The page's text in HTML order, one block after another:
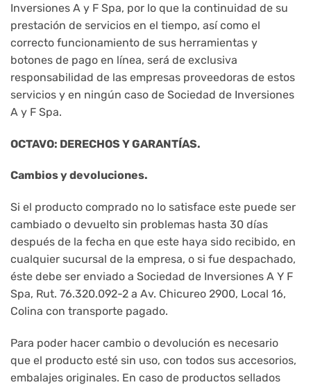
Inversiones A y F Spa, por lo que la continuidad de su
prestación de servicios en el tiempo, así como el
correcto funcionamiento de sus herramientas y
botones de pago en línea, será de exclusiva
responsabilidad de las empresas proveedoras de estos
servicios y en ningún caso de Sociedad de Inversiones
A y F Spa.
OCTAVO: DERECHOS Y GARANTÍAS.
Cambios y devoluciones.
Si el producto comprado no lo satisface este puede ser
cambiado o devuelto sin problemas hasta 30 días
después de la fecha en que este haya sido recibido, en
cualquier sucursal de la empresa, o si fue despachado,
éste debe ser enviado a Sociedad de Inversiones A Y F
Spa, Rut. 76.320.092-2 a Av. Chicureo 2900, Local 16,
Colina con transporte pagado.
Para poder hacer cambio o devolución es necesario
que el producto esté sin uso, con todos sus accesorios,
embalajes originales. En caso de productos sellados